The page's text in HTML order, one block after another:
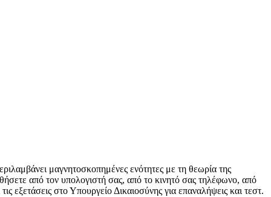
μαγνητοσκοπημένες ενότητες με τη θεωρία της
από τον υπολογιστή σας, από το κινητό σας τηλέφωνο, από
στο Υπουργείο Δικαιοσύνης για επαναλήψεις και τεστ.